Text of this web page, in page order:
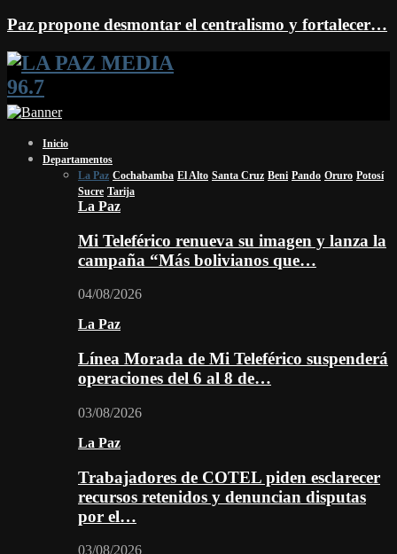
Paz propone desmontar el centralismo y fortalecer…
Facebook
Twitter
Instagram
Youtube
Email
Twitch
Whatsapp
Inicio
Departamentos
La Paz Cochabamba El Alto Santa Cruz Beni Pando Oruro Potosí
Sucre Tarija
La Paz
Mi Teleférico renueva su imagen y lanza la
campaña “Más bolivianos que…
04/08/2026
La Paz
Línea Morada de Mi Teleférico suspenderá
operaciones del 6 al 8 de…
03/08/2026
La Paz
Trabajadores de COTEL piden esclarecer
recursos retenidos y denuncian disputas
por el…
03/08/2026